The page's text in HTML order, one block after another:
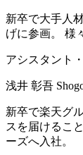
新卒で大手人
げに参画。 様
アシスタント
浅井 彰吾
新卒で楽天グ
スを届けるこ
ーズへ入社。